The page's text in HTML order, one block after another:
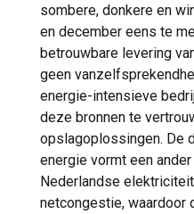
sombere, donkere en
en december eens te
betrouwbare levering
geen
energie-intensieve
deze bronnen te
opslagoplossingen. De
energie vormt een
Nederlandse
netcongestie, waardoor